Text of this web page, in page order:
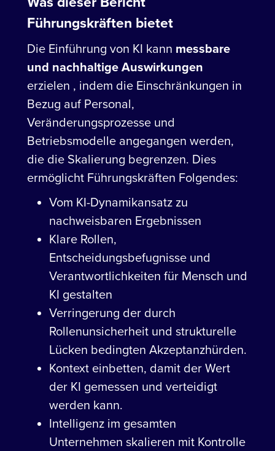
Führungskräften bietet
Die Einführung von KI kann messbare
und nachhaltige Auswirkungen
erzielen , indem die Einschränkungen in
Bezug auf Personal,
Veränderungsprozesse und
Betriebsmodelle angegangen werden,
die die Skalierung begrenzen. Dies
ermöglicht Führungskräften Folgendes:
Vom KI-Dynamikansatz zu
nachweisbaren Ergebnissen
Klare Rollen,
Entscheidungsbefugnisse und
Verantwortlichkeiten für Mensch und
KI gestalten
Verringerung der durch
Rollenunsicherheit und strukturelle
Lücken bedingten Akzeptanzhürden.
Kontext einbetten, damit der Wert
der KI gemessen und verteidigt
werden kann.
Intelligenz im gesamten
Unternehmen skalieren mit Kontrolle